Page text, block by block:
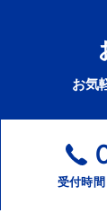
お気
受付時間